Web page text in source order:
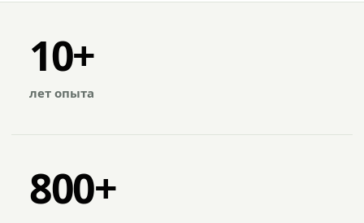
10+
лет опыта
800+